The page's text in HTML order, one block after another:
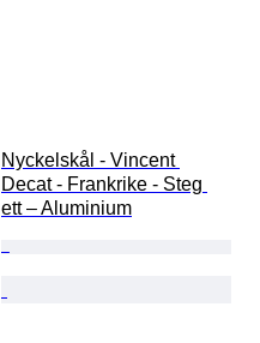
Nyckelskål - Vincent
Decat - Frankrike - Steg
ett – Aluminium